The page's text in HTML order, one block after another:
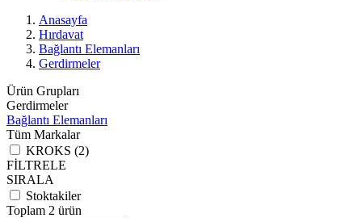
Anasayfa
Hırdavat
Bağlantı Elemanları
Gerdirmeler
Ürün Grupları
Gerdirmeler
Bağlantı Elemanları
Tüm Markalar
KROKS (2)
FİLTRELE
SIRALA
Stoktakiler
Toplam 2 ürün